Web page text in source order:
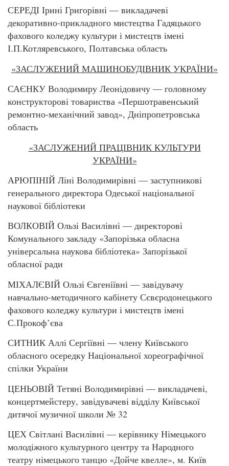
СЕРЕДІ Ірині Григорівні — викладачеві
декоративно-прикладного мистецтва Гадяцького
фахового коледжу культури і мистецтв імені
І.П.Котляревського, Полтавська область
«ЗАСЛУЖЕНИЙ МАШИНОБУДІВНИК УКРАЇНИ»
САЄНКУ Володимиру Леонідовичу — головному
конструкторові товариства «Першотравенський
ремонтно-механічний завод», Дніпропетровська
область
«ЗАСЛУЖЕНИЙ ПРАЦІВНИК КУЛЬТУРИ
УКРАЇНИ»
АРЮПІНІЙ Ліні Володимирівні — заступникові
генерального директора Одеської національної
наукової бібліотеки
ВОЛКОВІЙ Ользі Василівні — директорові
Комунального закладу «Запорізька обласна
універсальна наукова бібліотека» Запорізької
обласної ради
МІХАЛЄВІЙ Ользі Євгеніївні — завідувачу
навчально-методичного кабінету Сєвєродонецького
фахового коледжу культури і мистецтв імені
С.Прокоф’єва
СИТНИК Аллі Сергіївні — члену Київського
обласного осередку Національної хореографічної
спілки України
ЦЕНЬОВІЙ Тетяні Володимирівні — викладачеві,
концертмейстеру, завідувачеві відділу Київської
дитячої музичної школи № 32
ЦЕХ Світлані Василівні — керівнику Німецького
молодіжного культурного центру та Народного
театру німецького танцю «Дойче квелле», м. Київ